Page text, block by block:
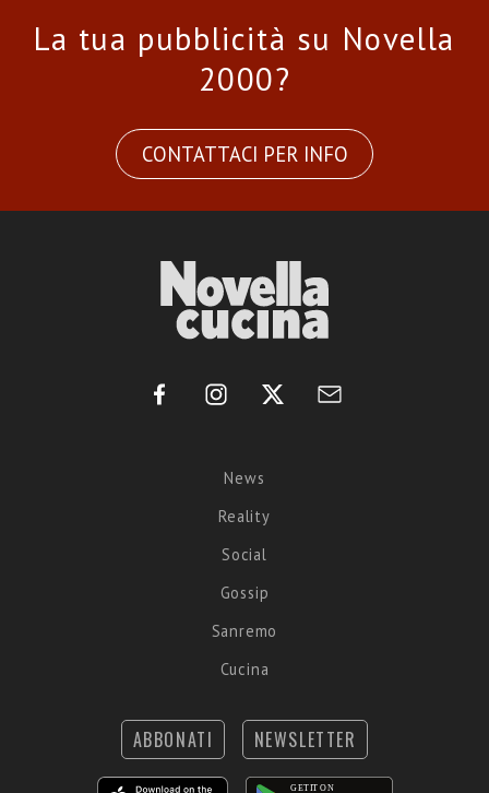
La tua pubblicità su Novella
2000?
CONTATTACI PER INFO
News
Reality
Social
Gossip
Sanremo
Cucina
ABBONATI NEWSLETTER